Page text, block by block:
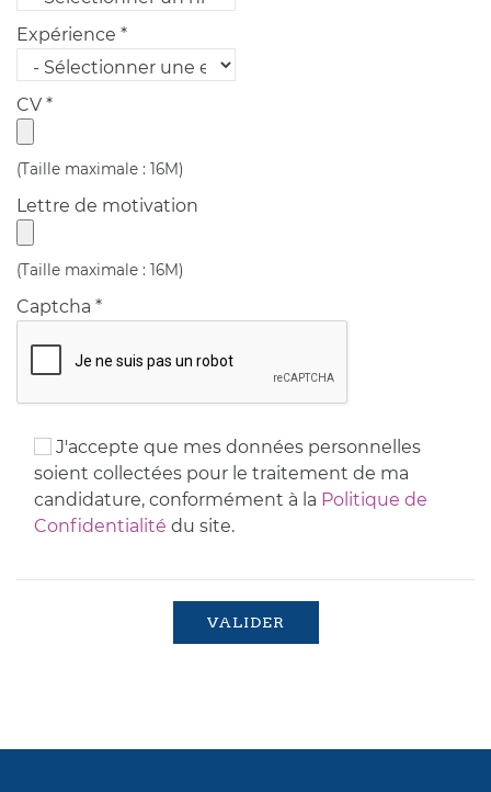
Expérience *
CV *
(Taille maximale : 16M)
Lettre de motivation
(Taille maximale : 16M)
Captcha *
J'accepte que mes données personnelles
soient collectées pour le traitement de ma
candidature, conformément à la Politique de
Confidentialité du site.